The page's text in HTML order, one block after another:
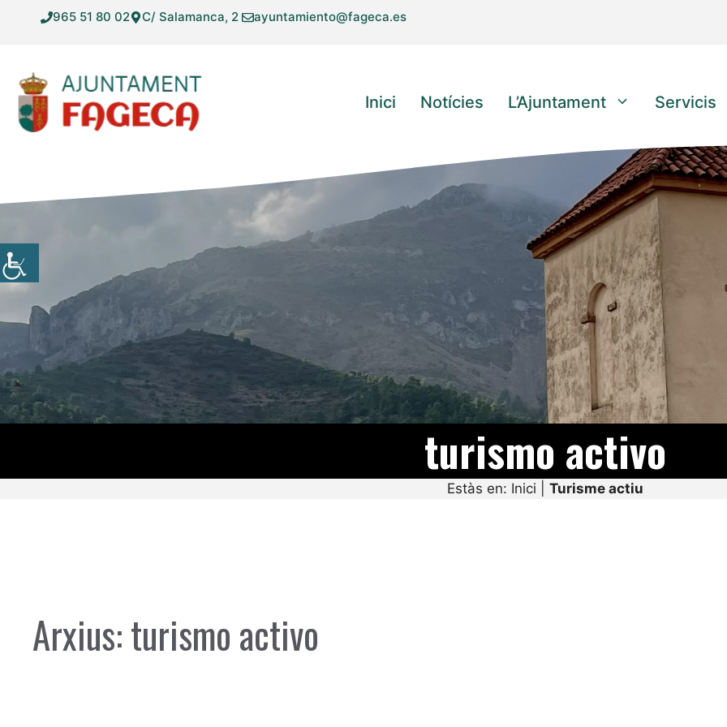
965 51 80 02 C/ Salamanca, 2 ayuntamiento@fageca.es
Inici Notícies L’Ajuntament Servicis
turismo activo
Estàs en: Inici Turisme actiu
Arxius:turismo activo